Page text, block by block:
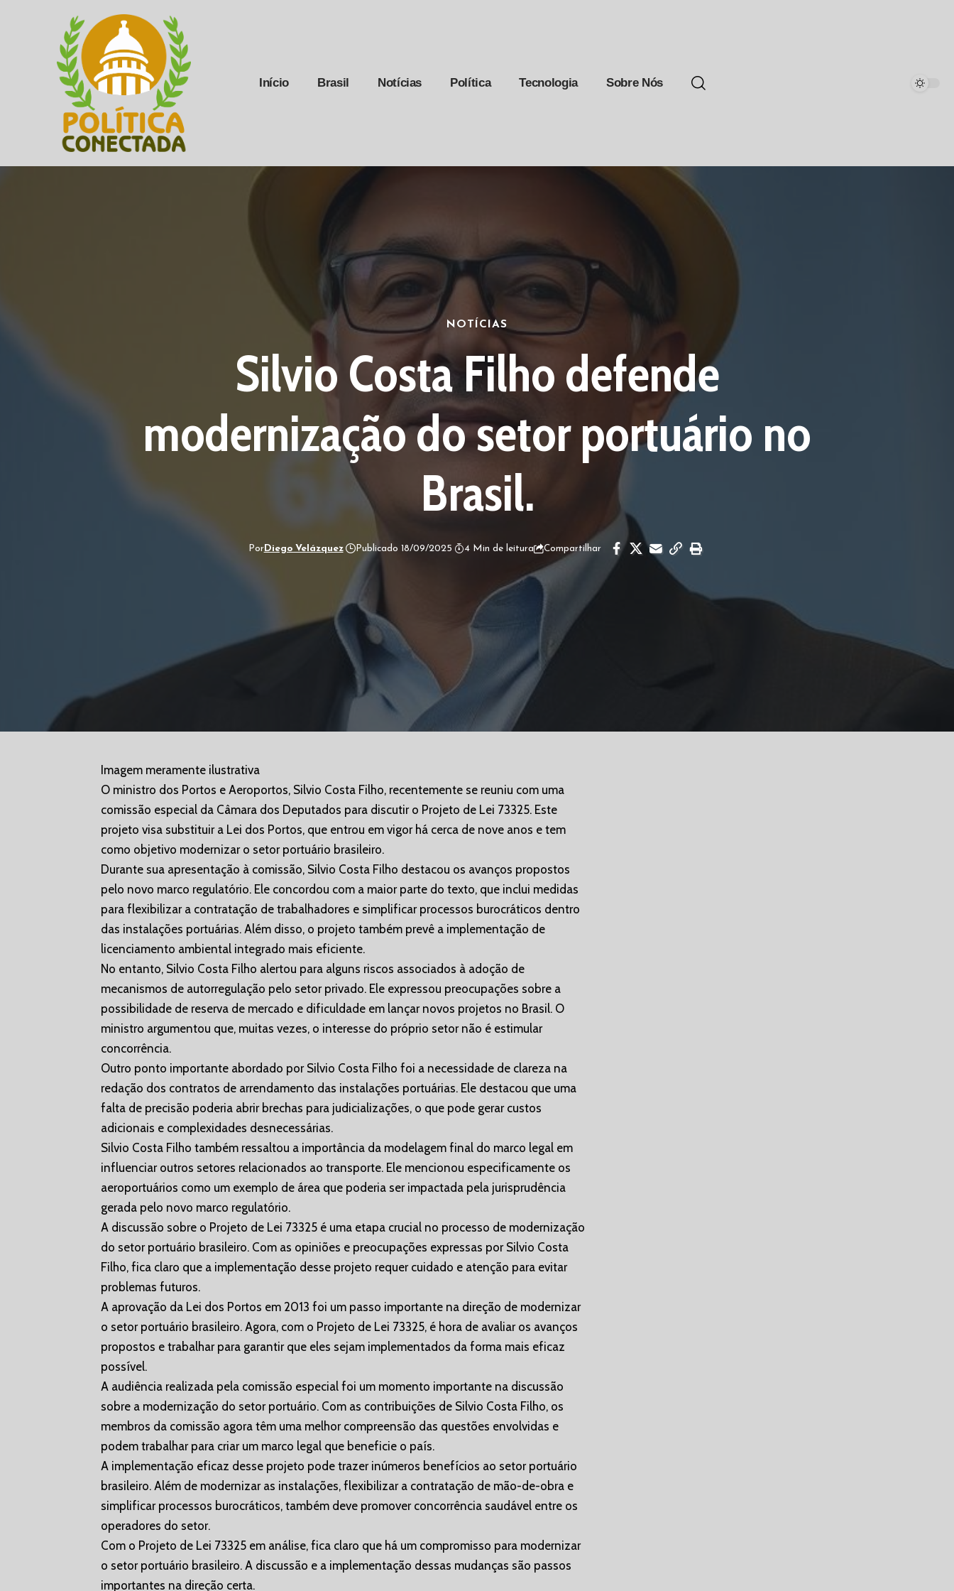
Início Brasil Notícias Política Tecnologia Sobre Nós
NOTÍCIAS
Silvio Costa Filho defende
modernização do setor portuário no
Brasil.
PorDiego Velázquez Publicado 18/09/2025 4 Min de leitura Compartilhar
Imagem meramente ilustrativa
O ministro dos Portos e Aeroportos, Silvio Costa Filho, recentemente se reuniu com uma
comissão especial da Câmara dos Deputados para discutir o Projeto de Lei 73325. Este
projeto visa substituir a Lei dos Portos, que entrou em vigor há cerca de nove anos e tem
como objetivo modernizar o setor portuário brasileiro.
Durante sua apresentação à comissão, Silvio Costa Filho destacou os avanços propostos
pelo novo marco regulatório. Ele concordou com a maior parte do texto, que inclui medidas
para flexibilizar a contratação de trabalhadores e simplificar processos burocráticos dentro
das instalações portuárias. Além disso, o projeto também prevê a implementação de
licenciamento ambiental integrado mais eficiente.
No entanto, Silvio Costa Filho alertou para alguns riscos associados à adoção de
mecanismos de autorregulação pelo setor privado. Ele expressou preocupações sobre a
possibilidade de reserva de mercado e dificuldade em lançar novos projetos no Brasil. O
ministro argumentou que, muitas vezes, o interesse do próprio setor não é estimular
concorrência.
Outro ponto importante abordado por Silvio Costa Filho foi a necessidade de clareza na
redação dos contratos de arrendamento das instalações portuárias. Ele destacou que uma
falta de precisão poderia abrir brechas para judicializações, o que pode gerar custos
adicionais e complexidades desnecessárias.
Silvio Costa Filho também ressaltou a importância da modelagem final do marco legal em
influenciar outros setores relacionados ao transporte. Ele mencionou especificamente os
aeroportuários como um exemplo de área que poderia ser impactada pela jurisprudência
gerada pelo novo marco regulatório.
A discussão sobre o Projeto de Lei 73325 é uma etapa crucial no processo de modernização
do setor portuário brasileiro. Com as opiniões e preocupações expressas por Silvio Costa
Filho, fica claro que a implementação desse projeto requer cuidado e atenção para evitar
problemas futuros.
A aprovação da Lei dos Portos em 2013 foi um passo importante na direção de modernizar
o setor portuário brasileiro. Agora, com o Projeto de Lei 73325, é hora de avaliar os avanços
propostos e trabalhar para garantir que eles sejam implementados da forma mais eficaz
possível.
A audiência realizada pela comissão especial foi um momento importante na discussão
sobre a modernização do setor portuário. Com as contribuições de Silvio Costa Filho, os
membros da comissão agora têm uma melhor compreensão das questões envolvidas e
podem trabalhar para criar um marco legal que beneficie o país.
A implementação eficaz desse projeto pode trazer inúmeros benefícios ao setor portuário
brasileiro. Além de modernizar as instalações, flexibilizar a contratação de mão-de-obra e
simplificar processos burocráticos, também deve promover concorrência saudável entre os
operadores do setor.
Com o Projeto de Lei 73325 em análise, fica claro que há um compromisso para modernizar
o setor portuário brasileiro. A discussão e a implementação dessas mudanças são passos
importantes na direção certa.